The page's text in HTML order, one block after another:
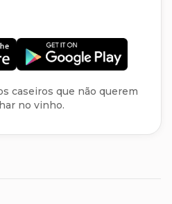
caseiros que não querem
no vinho.